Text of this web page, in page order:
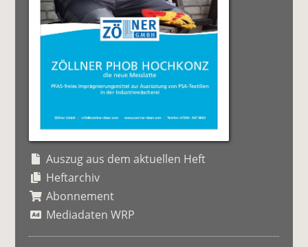
Auszug aus dem aktuellen Heft
Heftarchiv
Abonnement
Mediadaten WRP